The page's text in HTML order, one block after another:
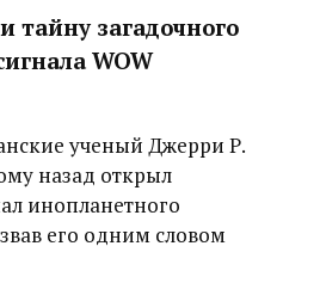
тайну загадочного
WOW
ученый Джерри Р.
назад открыл
инопланетного
его одним словом